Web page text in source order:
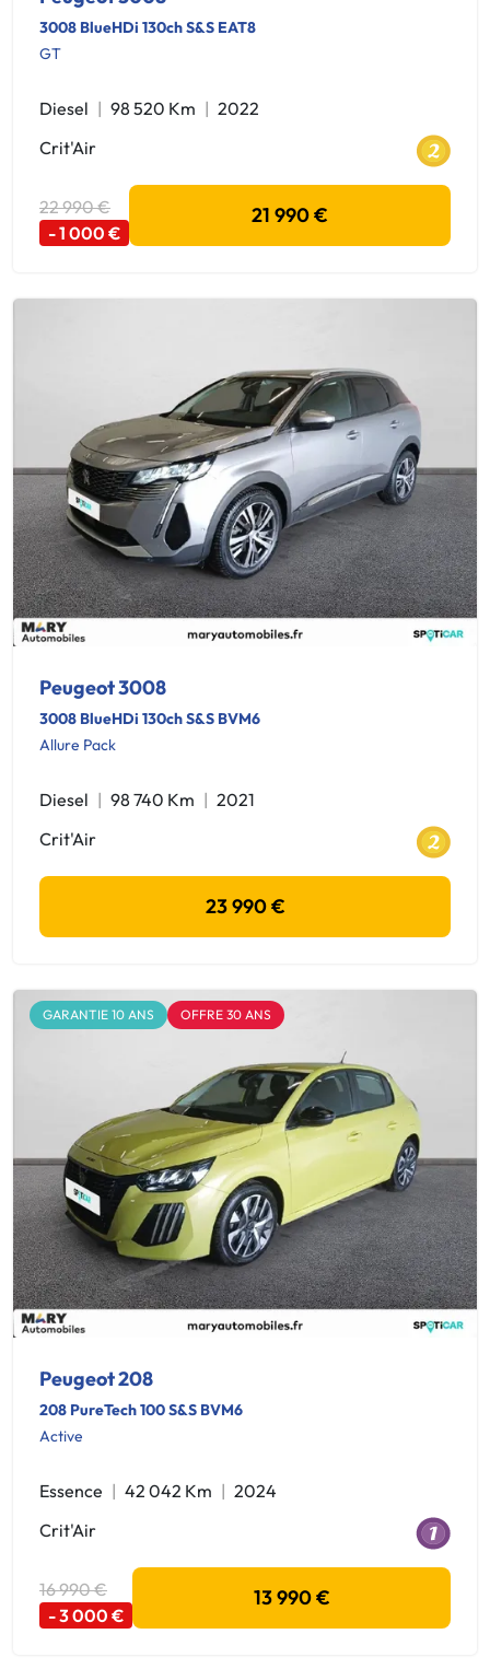
3008 BlueHDi 130ch S&S EAT8
GT
Diesel 98 520 Km
2022
Crit'Air
22 990 €
- 1 000 €
21 990 €
Peugeot 3008
3008 BlueHDi 130ch S&S BVM6
Allure Pack
Diesel 98 740 Km
2021
Crit'Air
23 990 €
GARANTIE 10 ANS OFFRE 30 ANS
Peugeot 208
208 PureTech 100 S&S BVM6
Active
Essence 42 042 Km
2024
Crit'Air
16 990 €
- 3 000 €
13 990 €